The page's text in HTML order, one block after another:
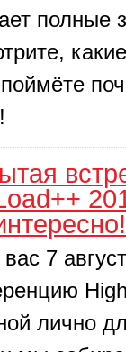
полные
поймёте
7
лично